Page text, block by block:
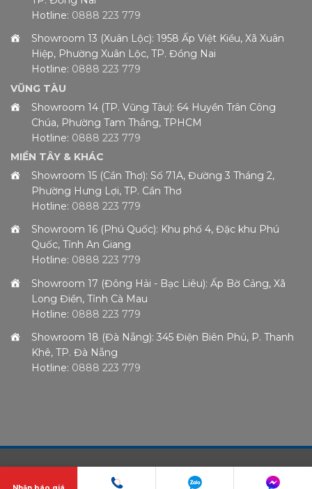
Hotline: 0888 223 779
Showroom 13 (Xuân Lộc): 1958 Ấp Việt Kiều, Xã Xuân
Hiệp, Phường Xuân Lộc, TP. Đồng Nai
Hotline: 0888 223 779
VŨNG TÀU
Showroom 14 (TP. Vũng Tàu): 64 Huyền Trân Công
Chúa, Phường Tam Thắng, TPHCM
Hotline: 0888 223 779
MIỀN TÂY & KHÁC
Showroom 15 (Cần Thơ): Số 71A, Đường 3 Tháng 2,
Phường Hưng Lợi, TP. Cần Thơ
Hotline: 0888 223 779
Showroom 16 (Phú Quốc): Khu phố 4, Đặc khu Phú
Quốc, Tỉnh An Giang
Hotline: 0888 223 779
Showroom 17 (Đông Hải - Bạc Liêu): Ấp Bờ Cảng, Xã
Long Điền, Tỉnh Cà Mau
Hotline: 0888 223 779
Showroom 18 (Đà Nẵng): 345 Điện Biên Phủ, P. Thanh
Khê, TP. Đà Nẵng
Hotline: 0888 223 779